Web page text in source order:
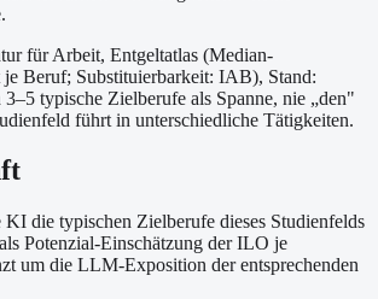
für Arbeit, Entgeltatlas (Median-
je Beruf; Substituierbarkeit: IAB), Stand:
3–5 typische Zielberufe als Spanne, nie „den"
führt in unterschiedliche Tätigkeiten.
KI die typischen Zielberufe dieses Studienfelds
Potenzial-Einschätzung der ILO je
um die LLM-Exposition der entsprechenden